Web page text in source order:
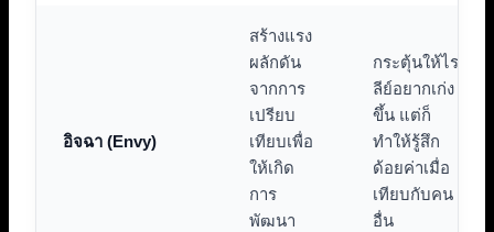
อิจฉา (Envy)
สร้างแรง
ผลักดัน
จากการ
เปรียบ
เทียบเพื่อ
ให้เกิด
การ
พัฒนา
กระตุ้นให้ไร
ลีย์อยากเก่ง
ขึ้น แต่ก็
ทำให้รู้สึก
ด้อยค่าเมื่อ
เทียบกับคน
อื่น